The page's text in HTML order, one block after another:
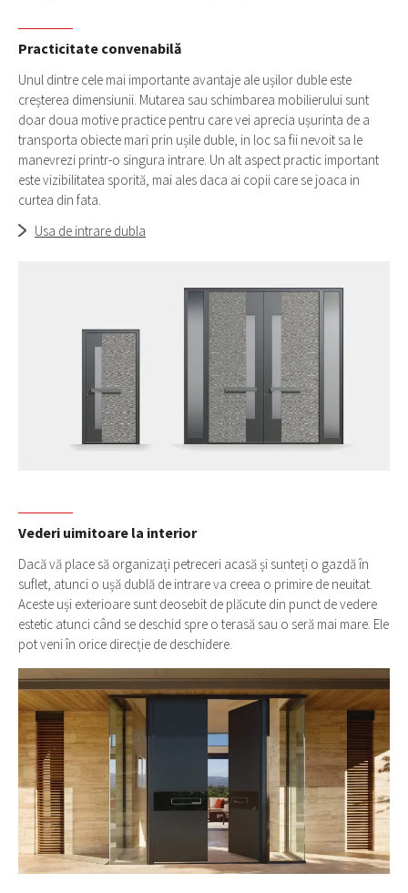
slabă de seară. De asemenea, vă face casa mai sigură.
O ușă de exterior de dimensiuni standard poate fi realizată
din aluminiu sau lemn; ambele materiale vor completa
perfect aspectul general al intrării tale.
OŢEL INOXIDABIL SAU INOXUL
Datorită rezistenței la rugină și a întreținerii minime, oțelul
inoxidabil sau inoxul, cum mai este denumit, este materialul
perfect pentru realizarea mânerelor ușilor de exterior clasice
sau moderne. Petrecem mult timp făcând mânere la Pirnar,
deoarece acestea necesită un tratament magistral al
suprafeței și șlefuire precisă a suprafețelor pentru a obține
un aspect unic și elegant.
Practicitate convenabilă
Unul dintre cele mai importante avantaje ale ușilor duble este
creșterea dimensiunii. Mutarea sau schimbarea mobilierului sunt
doar doua motive practice pentru care vei aprecia ușurinta de a
transporta obiecte mari prin ușile duble, in loc sa fii nevoit sa le
manevrezi printr-o singura intrare. Un alt aspect practic important
este vizibilitatea sporită, mai ales daca ai copii care se joaca in
curtea din fata.
Usa de intrare dubla
Vederi uimitoare la interior
Dacă vă place să organizați petreceri acasă și sunteți o gazdă în
suflet, atunci o ușă dublă de intrare va creea o primire de neuitat.
Aceste uși exterioare sunt deosebit de plăcute din punct de vedere
estetic atunci când se deschid spre o terasă sau o seră mai mare. Ele
pot veni în orice direcție de deschidere.